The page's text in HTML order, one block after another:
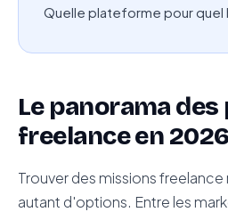
Quelle plateforme pour quel
Le panorama
freelance en 2026
Trouver des missions freelance
autant d'options. Entre les